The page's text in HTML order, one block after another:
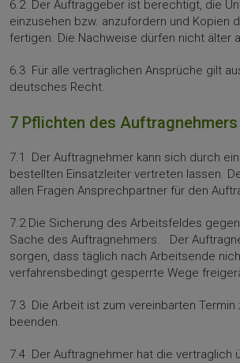
6.2 Der Auftraggeber ist be­rechtigt, die
einzusehen bzw. anzufordern und Kopien
fertigen. Die Nachweise dürfen nicht älter
6.3 Für alle vertraglichen Ansprüche gilt
deutsches Recht.
7 Pflichten des Auftragnehmers
7.1 Der Auftragnehmer kann sich durch
bestellten Einsatzleiter ver­treten lassen.
allen Fragen Ansprechpartner für den
7.2 Die Sicherung des Arbeitsfeldes
Sache des Auftragnehmers. Der
sorgen, dass täglich nach Arbeitsende
verfahrensbedingt gesperrte Wege
7.3 Die Arbeit ist zum vereinbarten Termin
beenden.
7.4 Der Auftragnehmer hat die vertraglich